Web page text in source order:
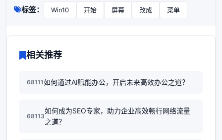
标签： Win10 开始 屏幕 改成 菜单
相关推荐
68111如何通过AI赋能办公，开启未来高效办公之道？
68113
如何成为SEO专家，助力企业高效畅行网络流量
之道？